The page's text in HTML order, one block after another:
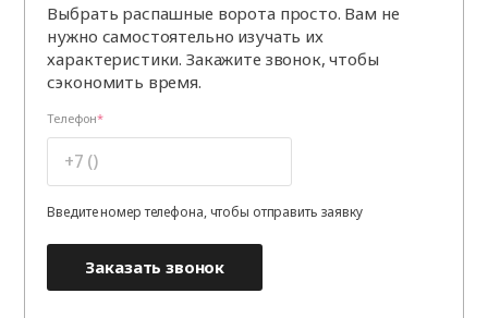
Выбрать распашные ворота просто. Вам не
нужно самостоятельно изучать их
характеристики. Закажите звонок, чтобы
сэкономить время.
Телефон
Введите номер телефона, чтобы отправить заявку
Заказать звонок